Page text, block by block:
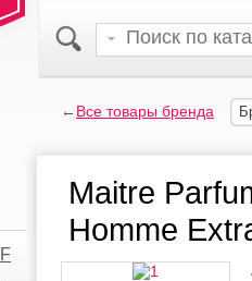
←Все товары бренда
Maitre
Homme
F